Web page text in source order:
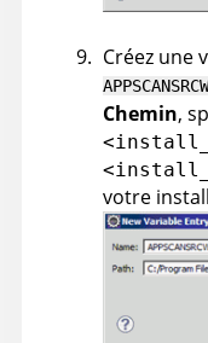
Créez une
Chemin,
votre